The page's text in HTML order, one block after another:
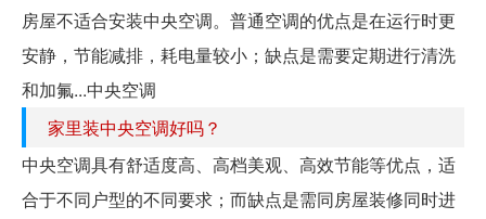
房屋不适合安装中央空调。普通空调的优点是在运行时更
安静，节能减排，耗电量较小；缺点是需要定期进行清洗
和加氟...中央空调
家里装中央空调好吗？
中央空调具有舒适度高、高档美观、高效节能等优点，适
合于不同户型的不同要求；而缺点是需同房屋装修同时进